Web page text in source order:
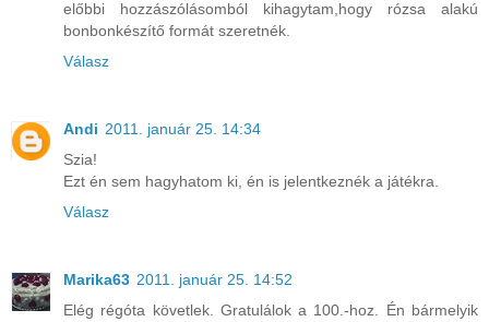
előbbi hozzászólásomból kihagytam,hogy rózsa alakú
bonbonkészítő formát szeretnék.
Válasz
Andi 2011. január 25. 14:34
Szia!
Ezt én sem hagyhatom ki, én is jelentkeznék a játékra.
Válasz
Marika63 2011. január 25. 14:52
Elég régóta követlek. Gratulálok a 100.-hoz. Én bármelyik